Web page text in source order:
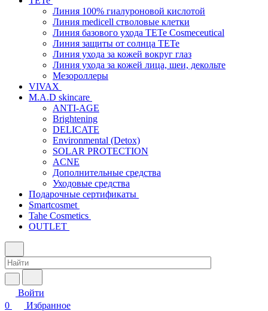
Линия 100% гиалуроновой кислотой
Линия medicell стволовые клетки
Линия базового ухода TETe Cosmeceutical
Линия защиты от солнца TETe
Линия ухода за кожей вокруг глаз
Линия ухода за кожей лица, шеи, декольте
Мезороллеры
VIVAX
M.A.D skincare
ANTI-AGE
Brightening
DELICATE
Environmental (Detox)
SOLAR PROTECTION
АCNE
Дополнительные средства
Уходовые средства
Подарочные сертификаты
Smartcosmet
Tahe Cosmetics
OUTLET
Войти
0
Избранное